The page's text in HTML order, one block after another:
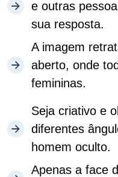
e outras
sua resposta.
A imagem
aberto, onde
femininas.
Seja criativo e
diferentes
homem oculto.
Apenas a face